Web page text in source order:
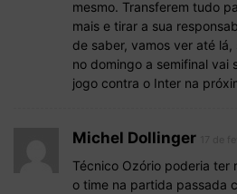
mesmo. Transferem tudo
mais e tirar a sua
de saber, vamos ver até lá,
no domingo a semifinal vai
jogo contra o Inter na
Michel Dollinger
Técnico Ozório poderia ter
o time na partida passada